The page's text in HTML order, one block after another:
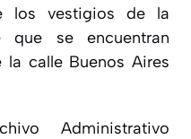
los vestigios de la
que se encuentran
calle Buenos Aires
Administrativo